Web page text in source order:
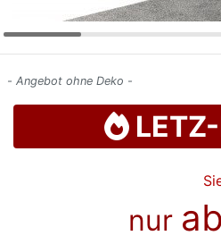
- Angebot ohne Deko -
nur ab